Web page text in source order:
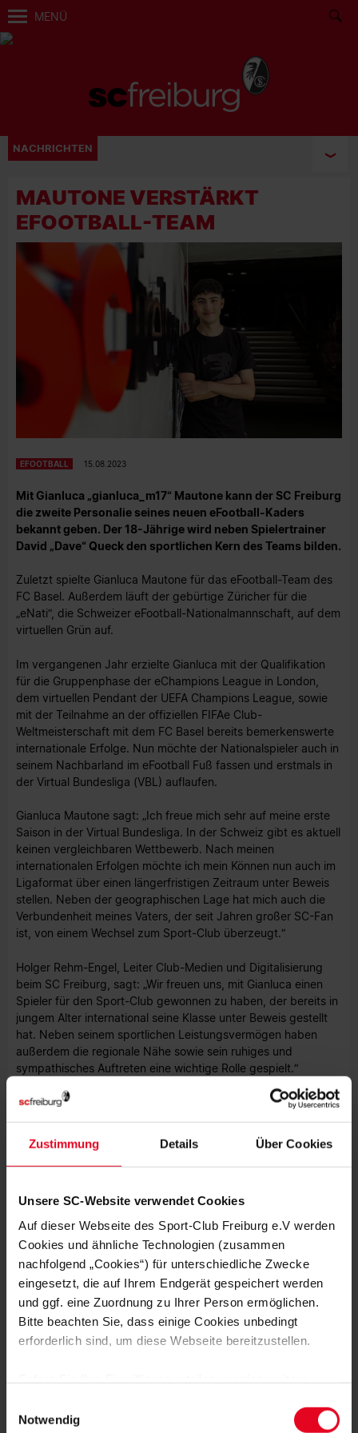
Zustimmung Details Über Cookies
Unsere SC-Website verwendet Cookies
Auf dieser Webseite des Sport-Club Freiburg e.V werden
Cookies und ähnliche Technologien (zusammen
nachfolgend „Cookies“) für unterschiedliche Zwecke
eingesetzt, die auf Ihrem Endgerät gespeichert werden
und ggf. eine Zuordnung zu Ihrer Person ermöglichen.
Bitte beachten Sie, dass einige Cookies unbedingt
erforderlich sind, um diese Webseite bereitzustellen.
Daten von Ihnen (z.B. persönlichen Identifikatoren oder
Notwendig
MENÜ
NACHRICHTEN
MAUTONE VERSTÄRKT
EFOOTBALL-TEAM
EFOOTBALL 15.08.2023
Mit Gianluca „gianluca_m17“ Mautone kann der SC Freiburg
die zweite Personalie seines neuen eFootball-Kaders
bekannt geben. Der 18-Jährige wird neben Spielertrainer
David „Dave“ Queck den sportlichen Kern des Teams bilden.
Zuletzt spielte Gianluca Mautone für das eFootball-Team des
FC Basel. Außerdem läuft der gebürtige Züricher für die
„eNati“, die Schweizer eFootball-Nationalmannschaft, auf dem
virtuellen Grün auf.
Im vergangenen Jahr erzielte Gianluca mit der Qualifikation
für die Gruppenphase der eChampions League in London,
dem virtuellen Pendant der UEFA Champions League, sowie
mit der Teilnahme an der offiziellen FIFAe Club-
Weltmeisterschaft mit dem FC Basel bereits bemerkenswerte
internationale Erfolge. Nun möchte der Nationalspieler auch in
seinem Nachbarland im eFootball Fuß fassen und erstmals in
der Virtual Bundesliga (VBL) auflaufen.
Gianluca Mautone sagt: „Ich freue mich sehr auf meine erste
Saison in der Virtual Bundesliga. In der Schweiz gibt es aktuell
keinen vergleichbaren Wettbewerb. Nach meinen
internationalen Erfolgen möchte ich mein Können nun auch im
Ligaformat über einen längerfristigen Zeitraum unter Beweis
stellen. Neben der geographischen Lage hat mich auch die
Verbundenheit meines Vaters, der seit Jahren großer SC-Fan
ist, von einem Wechsel zum Sport-Club überzeugt.“
Holger Rehm-Engel, Leiter Club-Medien und Digitalisierung
beim SC Freiburg, sagt: „Wir freuen uns, mit Gianluca einen
Spieler für den Sport-Club gewonnen zu haben, der bereits in
jungem Alter international seine Klasse unter Beweis gestellt
hat. Neben seinem sportlichen Leistungsvermögen haben
außerdem die regionale Nähe sowie sein ruhiges und
sympathisches Auftreten eine wichtige Rolle gespielt.“
Herzlich willkommen beim Sport-Club, Gianluca!
Foto: SC Freiburg
MEHR NEWS
EFOOTBALL 06.08.2026
BEWEGUNG, MEDIENBILDUNG UND
EFOOTBALL